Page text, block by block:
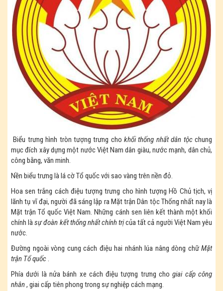
Biểu trưng hình tròn tượng trưng chokhối thống nhất dân tộcchung
mục đích xây dựng một nước Việt Nam dân giàu, nước mạnh, dân chủ,
công bằng, văn minh.
Nền biểu trưng là lá cờ Tổ quốc với sao vàng trên nền đỏ.
Hoa sen trắng cách điệu tượng trưng cho hình tượng Hồ Chủ tịch, vị
lãnh tụ vĩ đại, người đã sáng lập ra Mặt trận Dân tộc Thống nhất nay là
Mặt trận Tổ quốc Việt Nam. Những cánh sen liên kết thành một khối
chính làsự đoàn kết thống nhất chính trịcủa tất cả người Việt Nam yêu
nước.
Đường ngoài vòng cung cách điệu hai nhánh lúa nâng dòng chữMặt
trận Tổ quốc.
Phía dưới là nửa bánh xe cách điệu tượng trưng chogiai cấp công
nhân, giai cấp tiên phong trong sự nghiệp cách mạng.